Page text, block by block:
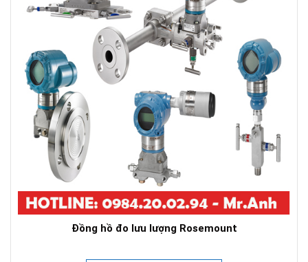
Đồng hồ đo lưu lượng Rosemount